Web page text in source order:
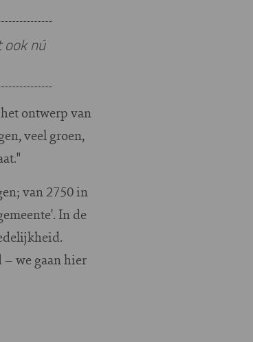
ook nú
ontwerp van
veel groen,
van 2750 in
In de
we gaan hier